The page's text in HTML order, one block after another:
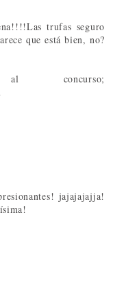
trufas seguro
que está bien, no?
concurso;
jajajajajja!